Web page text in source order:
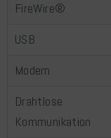
FireWire®
USB
Modem
Drahtlose
Kommunikation